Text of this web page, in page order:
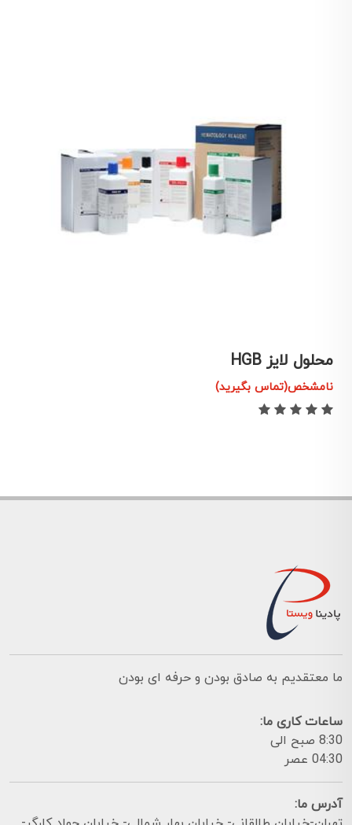
محلول لایز LEO(I)
نامشخص(تماس بگیرید)
ما معتقدیم به صادق بودن و حرفه ای بودن
ساعات کاری ما:
8:30 صبح الی
04:30 عصر
آدرس ما: